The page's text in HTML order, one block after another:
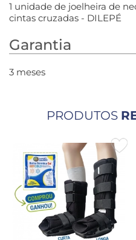
1 unidade de joelheira de
cintas cruzadas - DILEPÉ
Garantia
3 meses
PRODUTOS